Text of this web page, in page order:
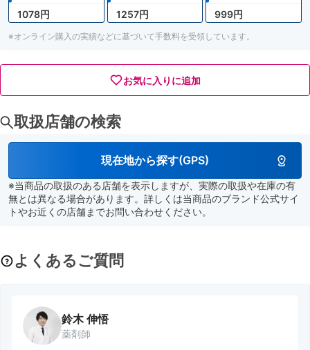
1078円
1257円
999円
※オンライン購入の実績などに基づいて手数料を受領しています。
お気に入りに追加
取扱店舗の検索
現在地から探す(GPS)
※当商品の取扱のある店舗を表示しますが、実際の取扱や在庫の有
無とは異なる場合があります。詳しくは当商品のブランド公式サイ
トやお近くの店舗までお問い合わせください。
よくあるご質問
鈴木 伸悟
薬剤師